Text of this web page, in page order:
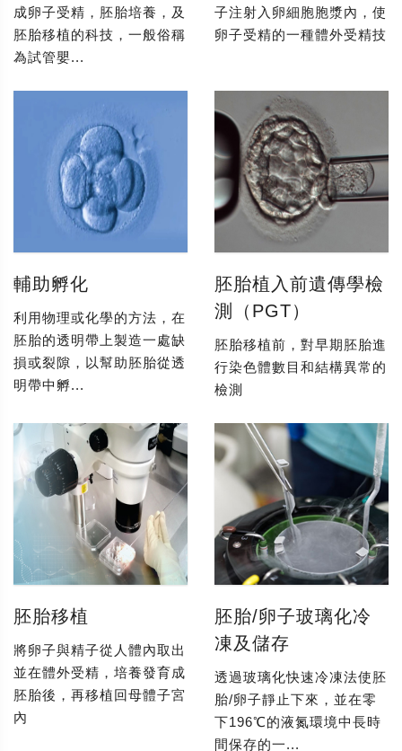
成卵子受精，胚胎培養，及
胚胎移植的科技，一般俗稱
為試管嬰...
子注射入卵細胞胞漿內，使
卵子受精的一種體外受精技
輔助孵化
利用物理或化學的方法，在
胚胎的透明帶上製造一處缺
損或裂隙，以幫助胚胎從透
明帶中孵...
胚胎植入前遺傳學檢
測（PGT）
胚胎移植前，對早期胚胎進
行染色體數目和結構異常的
檢測
胚胎移植
將卵子與精子從人體內取出
並在體外受精，培養發育成
胚胎後，再移植回母體子宮
內
胚胎/卵子玻璃化冷
凍及儲存
透過玻璃化快速冷凍法使胚
胎/卵子靜止下來，並在零
下196℃的液氮環境中長時
間保存的一...